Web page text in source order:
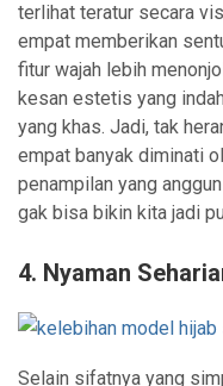
terlihat teratur secara
empat memberikan
fitur wajah lebih
kesan estetis yang
yang khas. Jadi, tak
empat banyak diminati
penampilan yang
gak bisa bikin kita jadi
4. Nyaman
Selain sifatnya yang